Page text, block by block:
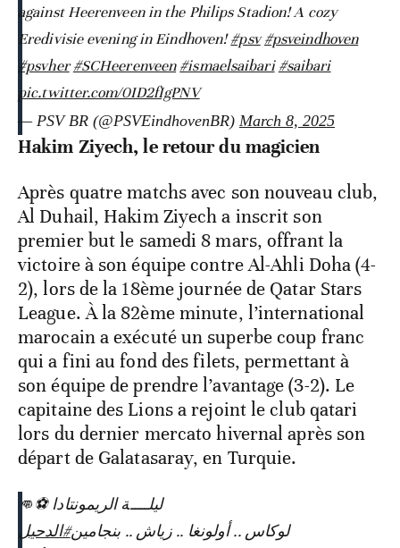
against Heerenveen in the Philips Stadion! A cozy
Eredivisie evening in Eindhoven!#psv #psveindhoven
#psvher #SCHeerenveen #ismaelsaibari #saibari
pic.twitter.com/0ID2fIgPNV
— PSV BR (@PSVEindhovenBR) March 8, 2025
Hakim Ziyech, le retour du magicien
Après quatre matchs avec son nouveau club,
Al Duhail, Hakim Ziyech a inscrit son
premier but le samedi 8 mars, offrant la
victoire à son équipe contre Al-Ahli Doha (4-
2), lors de la 18ème journée de Qatar Stars
League. À la 82ème minute, l’international
marocain a exécuté un superbe coup franc
qui a fini au fond des filets, permettant à
son équipe de prendre l’avantage (3-2). Le
capitaine des Lions a rejoint le club qatari
lors du dernier mercato hivernal après son
départ de Galatasaray, en Turquie.
ليلــــة الريمونتادا ⚽️👊
لوكاس .. أولونغا .. زياش .. بنجامين#الدحيل